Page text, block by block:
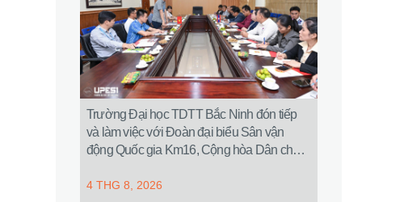
Trường Đại học TDTT Bắc Ninh đón tiếp
và làm việc với Đoàn đại biểu Sân vận
động Quốc gia Km16, Cộng hòa Dân chủ
4 THG 8, 2026